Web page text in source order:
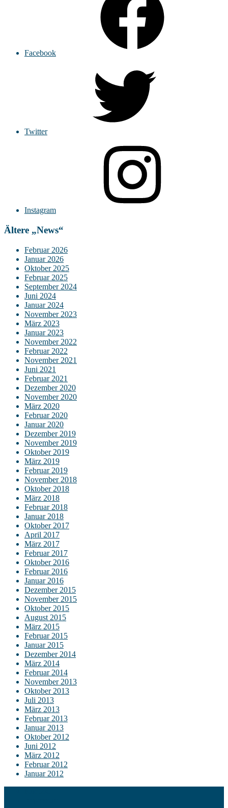
Facebook
Twitter
Instagram
Ältere „News“
Februar 2026
Januar 2026
Oktober 2025
Februar 2025
September 2024
Juni 2024
Januar 2024
November 2023
März 2023
Januar 2023
November 2022
Februar 2022
November 2021
Juni 2021
Februar 2021
Dezember 2020
November 2020
März 2020
Februar 2020
Januar 2020
Dezember 2019
November 2019
Oktober 2019
März 2019
Februar 2019
November 2018
Oktober 2018
März 2018
Februar 2018
Januar 2018
Oktober 2017
April 2017
März 2017
Februar 2017
Oktober 2016
Februar 2016
Januar 2016
Dezember 2015
November 2015
Oktober 2015
August 2015
März 2015
Februar 2015
Januar 2015
Dezember 2014
März 2014
Februar 2014
November 2013
Oktober 2013
Juli 2013
März 2013
Februar 2013
Januar 2013
Oktober 2012
Juni 2012
März 2012
Februar 2012
Januar 2012